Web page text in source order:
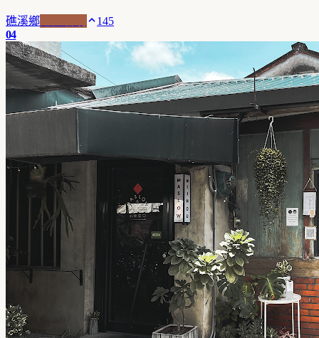
礁溪鄉
145
04